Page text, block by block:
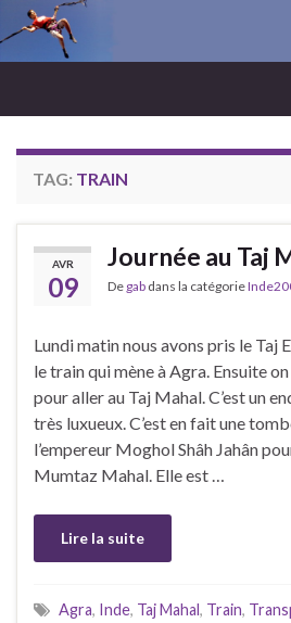
TAG: TRAIN
AVR
09
Journée au Taj
De gab dans la catégorie
Lundi matin nous avons pris le Taj
le train qui mène à Agra. Ensuite
pour aller au Taj Mahal. C’est un
très luxueux. C’est en fait une
l’empereur Moghol Shâh Jahân
Mumtaz Mahal. Elle est …
Lire la suite
Agra, Inde, Taj Mahal, Train,